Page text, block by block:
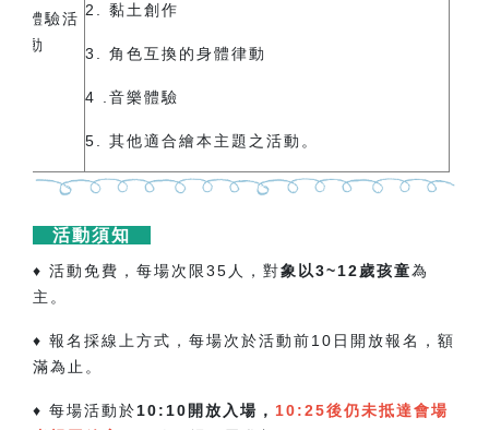
體驗活
動
2. 黏土創作
3. 角色互換的身體律動
4 .音樂體驗
5. 其他適合繪本主題之活動。
活動須知
♦ 活動免費，每場次限35人，對象以3~12歲孩童為
主。
♦ 報名採線上方式，每場次於活動前10日開放報名，額
滿為止。
♦ 每場活動於10:10開放入場， 10:25後仍未抵達會場